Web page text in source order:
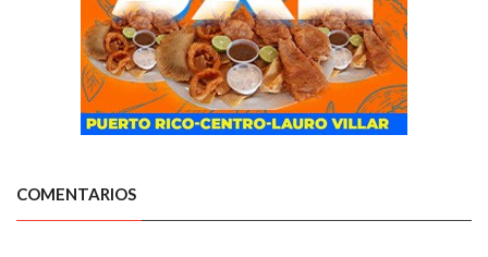
COMENTARIOS